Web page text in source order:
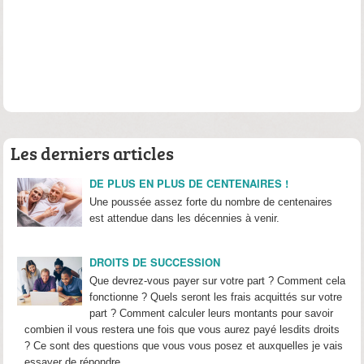
Les derniers articles
DE PLUS EN PLUS DE CENTENAIRES !
Une poussée assez forte du nombre de centenaires
est attendue dans les décennies à venir.
DROITS DE SUCCESSION
Que devrez-vous payer sur votre part ? Comment cela
fonctionne ? Quels seront les frais acquittés sur votre
part ? Comment calculer leurs montants pour savoir
combien il vous restera une fois que vous aurez payé lesdits droits
? Ce sont des questions que vous vous posez et auxquelles je vais